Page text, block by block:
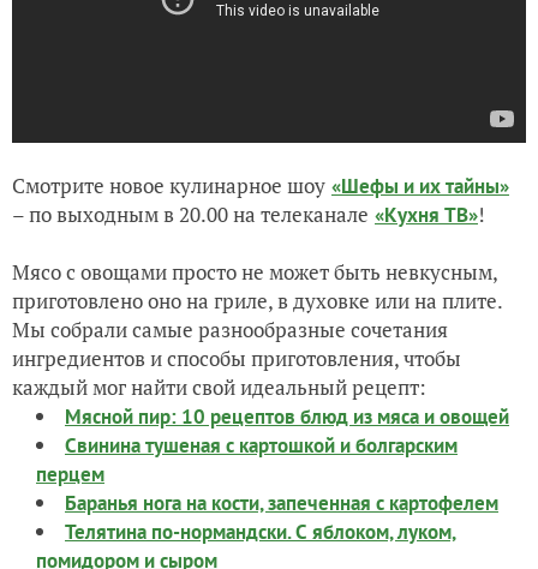
Смотрите новое кулинарное шоу «Шефы и их тайны»
– по выходным в 20.00 на телеканале «Кухня ТВ»!
Мясо с овощами просто не может быть невкусным,
приготовлено оно на гриле, в духовке или на плите.
Мы собрали самые разнообразные сочетания
ингредиентов и способы приготовления, чтобы
каждый мог найти свой идеальный рецепт:
Мясной пир: 10 рецептов блюд из мяса и овощей
Свинина тушеная с картошкой и болгарским
перцем
Баранья нога на кости, запеченная с картофелем
Телятина по-нормандски. С яблоком, луком,
помидором и сыром